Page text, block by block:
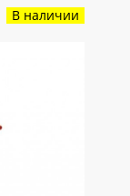
В наличии